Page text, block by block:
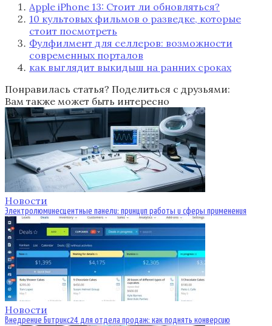
Apple iPhone 13: Стоит ли обновляться?
10 культовых фильмов о разведке, которые
стоит посмотреть
Фулфилмент для селлеров: возможности
современных порталов
как выглядит выкидыш на ранних сроках
Понравилась статья? Поделиться с друзьями:
Вам также может быть интересно
Новости
Электролюминесцентные панели: принцип работы и сферы применения
Новости
Внедрение Битрикс24 для отдела продаж: как поднять конверсию